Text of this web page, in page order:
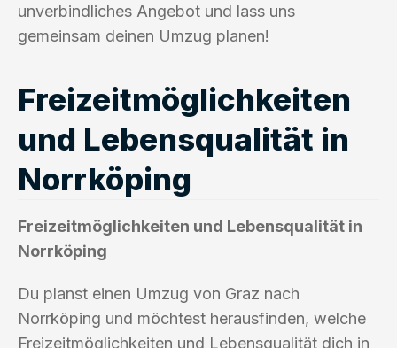
unverbindliches Angebot und lass uns
gemeinsam deinen Umzug planen!
Freizeitmöglichkeiten
und Lebensqualität in
Norrköping
Freizeitmöglichkeiten und Lebensqualität in
Norrköping
Du planst einen Umzug von Graz nach
Norrköping und möchtest herausfinden, welche
Freizeitmöglichkeiten und Lebensqualität dich in